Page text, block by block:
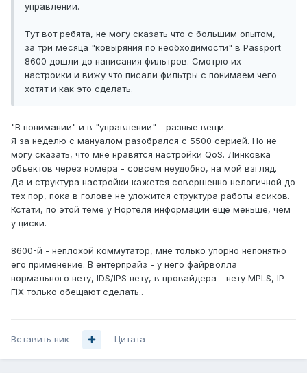
управлении.
Тут вот ребята, не могу сказать что с большим опытом,
за три месяца "ковыряния по необходимости" в Passport
8600 дошли до написания фильтров. Смотрю их
настроики и вижу что писали фильтры с понимаем чего
хотят и как это сделать.
"В понимании" и в "управлении" - разные вещи.
Я за неделю с мануалом разобрался с 5500 серией. Но не
могу сказать, что мне нравятся настройки QoS. Линковка
объектов через номера - совсем неудобно, на мой взгляд.
Да и структура настройки кажется совершенно нелогичной до
тех пор, пока в голове не уложится структура работы асиков.
Кстати, по этой теме у Нортеля информации еще меньше, чем
у циски.
8600-й - неплохой коммутатор, мне только упорно непонятно
его применение. В ентерпрайз - у него файрволла
нормального нету, IDS/IPS нету, в провайдера - нету MPLS, IP
FIX только обещают сделать..
Вставить ник Цитата